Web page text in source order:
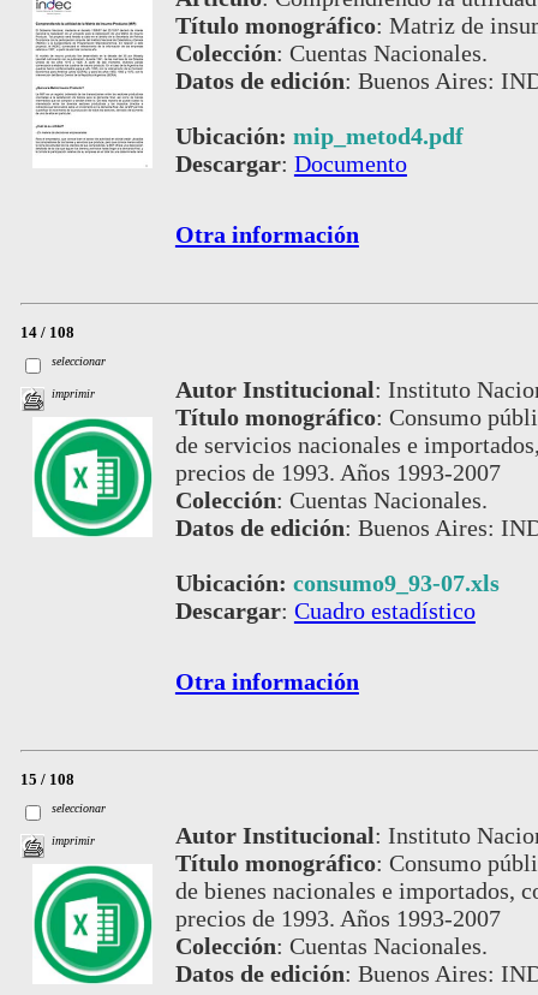
Título monográfico: Matriz de
Colección: Cuentas Nacionales.
Datos de edición: Buenos Aires:
Ubicación: mip_metod4.pdf
Descargar: Documento
Otra información
14 / 108
seleccionar
imprimir Autor Institucional: Instituto
Título monográfico: Consumo
de servicios nacionales e
precios de 1993. Años 1993-2007
Colección: Cuentas Nacionales.
Datos de edición: Buenos Aires:
Ubicación: consumo9_93-07.xls
Descargar: Cuadro estadístico
Otra información
15 / 108
seleccionar
imprimir Autor Institucional: Instituto
Título monográfico: Consumo
de bienes nacionales e importados,
precios de 1993. Años 1993-2007
Colección: Cuentas Nacionales.
Datos de edición: Buenos Aires: